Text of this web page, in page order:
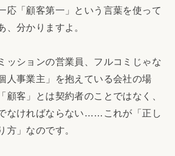
応「顧客第一」という言葉を使って
分かりますよ。
ッションの営業員、フルコミじゃな
人事業主」を抱えている会社の場
顧客」とは契約者のことではなく、
なければならない……これが「正し
方」なのです。